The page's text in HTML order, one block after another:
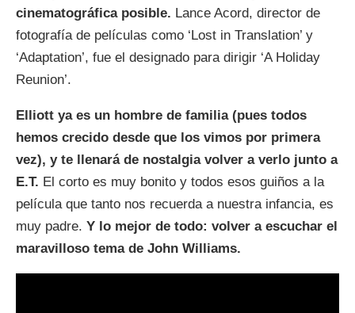
cinematográfica posible. Lance Acord, director de
fotografía de películas como ‘Lost in Translation’ y
‘Adaptation’, fue el designado para dirigir ‘A Holiday
Reunion’.
Elliott ya es un hombre de familia (pues todos
hemos crecido desde que los vimos por primera
vez), y te llenará de nostalgia volver a verlo junto a
E.T. El corto es muy bonito y todos esos guiños a la
película que tanto nos recuerda a nuestra infancia, es
muy padre. Y lo mejor de todo: volver a escuchar el
maravilloso tema de John Williams.